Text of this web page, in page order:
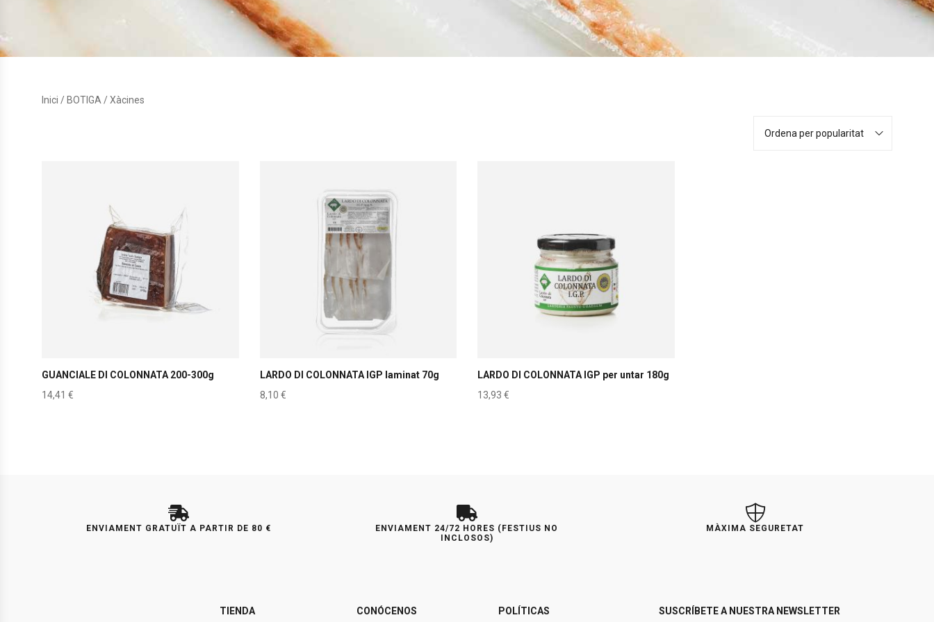
Inici / BOTIGA / Xàcines
Ordena per popularitat
GUANCIALE DI COLONNATA 200-300g
14,41 €
LARDO DI COLONNATA IGP laminat 70g
8,10 €
LARDO DI COLONNATA IGP per untar 180g
13,93 €
ENVIAMENT GRATUÏT A PARTIR DE 80 €
ENVIAMENT 24/72 HORES (FESTIUS NO
INCLOSOS)
MÀXIMA SEGURETAT
TIENDA CONÓCENOS POLÍTICAS SUSCRÍBETE A NUESTRA NEWSLETTER